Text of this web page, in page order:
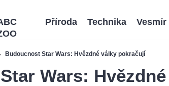
Budoucnost Star Wars: Hvězdné války pokračují
Příroda Technika Vesmír
Wars: